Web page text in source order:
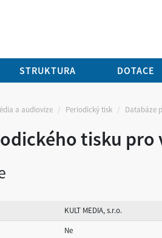
STRUKTURA DOTACE
a audiovize Periodický tisk Databáze
tisku pro
KULT MEDIA, s.r.o.
Ne